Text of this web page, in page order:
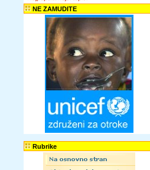
NE ZAMUDITE
Rubrike